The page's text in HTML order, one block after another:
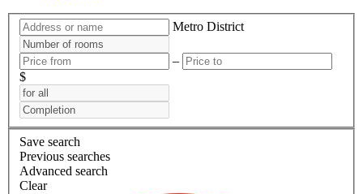
Metro District
–
$
Save search
Previous searches
Advanced search
Clear